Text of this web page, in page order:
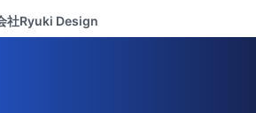
社Ryuki Design